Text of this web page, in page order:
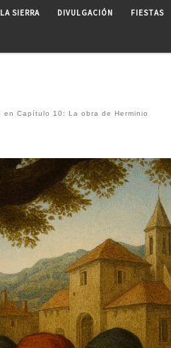
SIERRA DIVULGACIÓN FIESTAS
en Capítulo 10: La obra de Herminio